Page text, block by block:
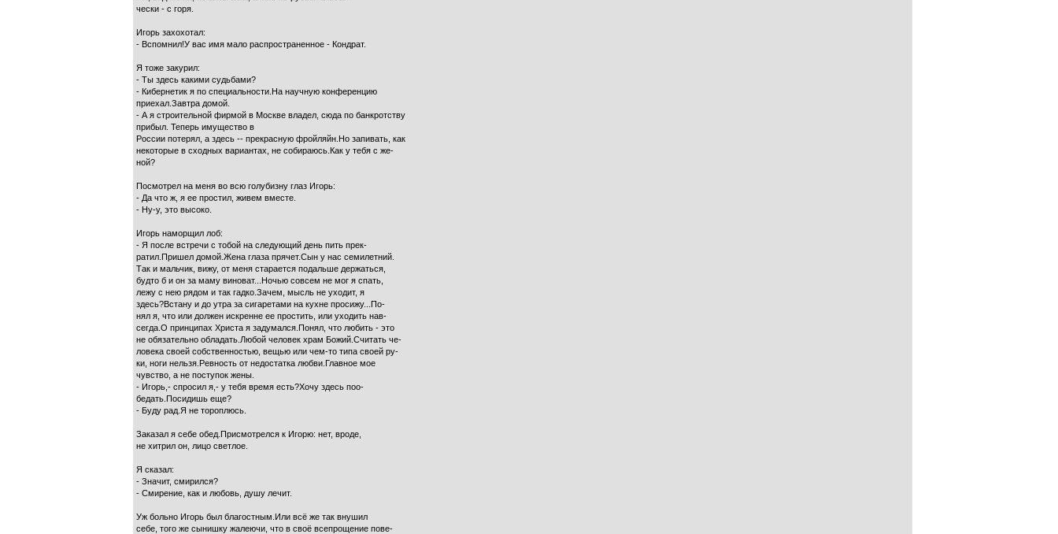
чески - с горя.
Игорь захохотал:
- Вспомнил!У вас имя мало распространенное - Кондрат.
Я тоже закурил:
- Ты здесь какими судьбами?
- Кибернетик я по специальности.На научную конференцию
приехал.Завтра домой.
- А я строительной фирмой в Москве владел, сюда по банкротству
прибыл. Теперь имущество в
России потерял, а здесь -- прекрасную фройляйн.Но запивать, как
некоторые в сходных вариантах, не собираюсь.Как у тебя с же-
ной?
Посмотрел на меня во всю голубизну глаз Игорь:
- Да что ж, я ее простил, живем вместе.
- Ну-у, это высоко.
Игорь наморщил лоб:
- Я после встречи с тобой на следующий день пить прек-
ратил.Пришел домой.Жена глаза прячет.Сын у нас семилетний.
Так и мальчик, вижу, от меня старается подальше держаться,
будто б и он за маму виноват...Ночью совсем не мог я спать,
лежу с нею рядом и так гадко.Зачем, мысль не уходит, я
здесь?Встану и до утра за сигаретами на кухне просижу...По-
нял я, что или должен искренне ее простить, или уходить нав-
сегда.О принципах Христа я задумался.Понял, что любить - это
не обязательно обладать.Любой человек храм Божий.Считать че-
ловека своей собственностью, вещью или чем-то типа своей ру-
ки, ноги нельзя.Ревность от недостатка любви.Главное мое
чувство, а не поступок жены.
- Игорь,- спросил я,- у тебя время есть?Хочу здесь поо-
бедать.Посидишь еще?
- Буду рад.Я не тороплюсь.
Заказал я себе обед.Присмотрелся к Игорю: нет, вроде,
не хитрил он, лицо светлое.
Я сказал:
- Значит, смирился?
- Смирение, как и любовь, душу лечит.
Уж больно Игорь был благостным.Или всё же так внушил
себе, того же сынишку жалеючи, что в своё всепрощение пове-